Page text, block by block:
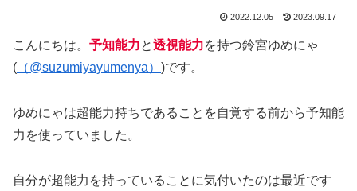
2022.12.05 2023.09.17
こんにちは。 予知能力と透視能力を持つ鈴宮ゆめにゃ
( （@suzumiyayumenya） )です。
ゆめにゃは超能力持ちであることを自覚する前から予知能
力を使っていました。
自分が超能力を持っていることに気付いたのは最近です